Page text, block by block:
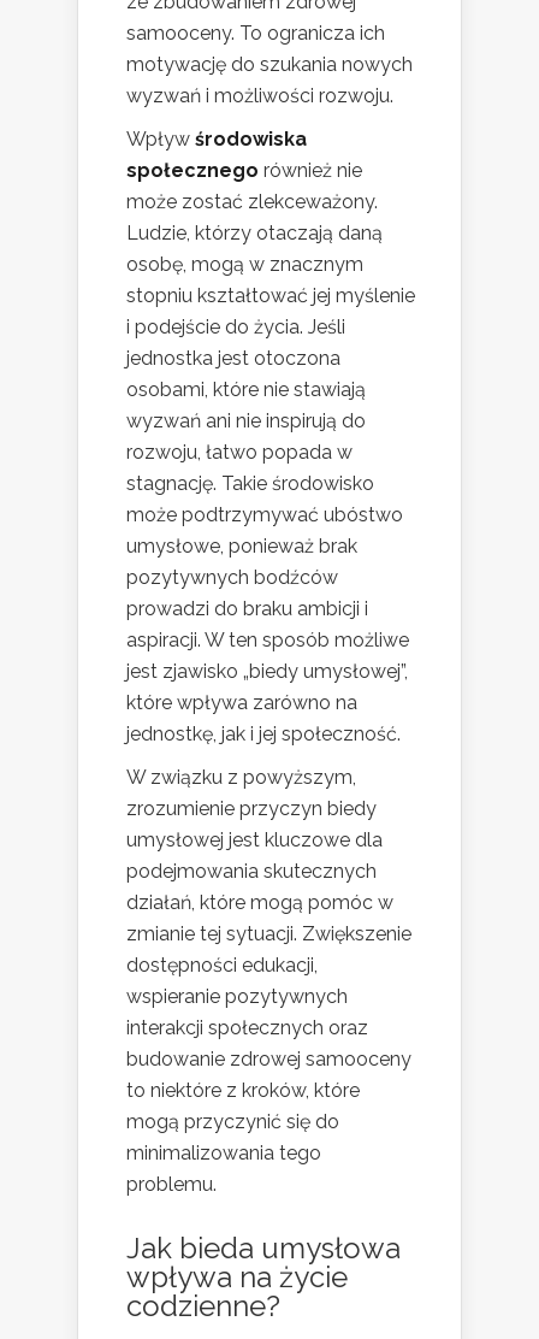
samooceny. To ogranicza ich
motywację do szukania nowych
wyzwań i możliwości rozwoju.
Wpływ środowiska
społecznego również nie
może zostać zlekceważony.
Ludzie, którzy otaczają daną
osobę, mogą w znacznym
stopniu kształtować jej myślenie
i podejście do życia. Jeśli
jednostka jest otoczona
osobami, które nie stawiają
wyzwań ani nie inspirują do
rozwoju, łatwo popada w
stagnację. Takie środowisko
może podtrzymywać ubóstwo
umysłowe, ponieważ brak
pozytywnych bodźców
prowadzi do braku ambicji i
aspiracji. W ten sposób możliwe
jest zjawisko „biedy umysłowej”,
które wpływa zarówno na
jednostkę, jak i jej społeczność.
W związku z powyższym,
zrozumienie przyczyn biedy
umysłowej jest kluczowe dla
podejmowania skutecznych
działań, które mogą pomóc w
zmianie tej sytuacji. Zwiększenie
dostępności edukacji,
wspieranie pozytywnych
interakcji społecznych oraz
budowanie zdrowej samooceny
to niektóre z kroków, które
mogą przyczynić się do
minimalizowania tego
problemu.
Jak bieda umysłowa
wpływa na życie
codzienne?